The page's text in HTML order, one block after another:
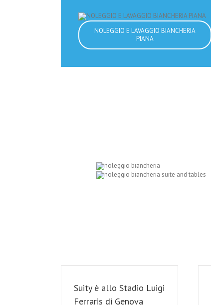
NOLEGGIO E LAVAGGIO BIANCHERIA
PIANA
Suity è allo Stadio Luigi
Ferraris di Genova